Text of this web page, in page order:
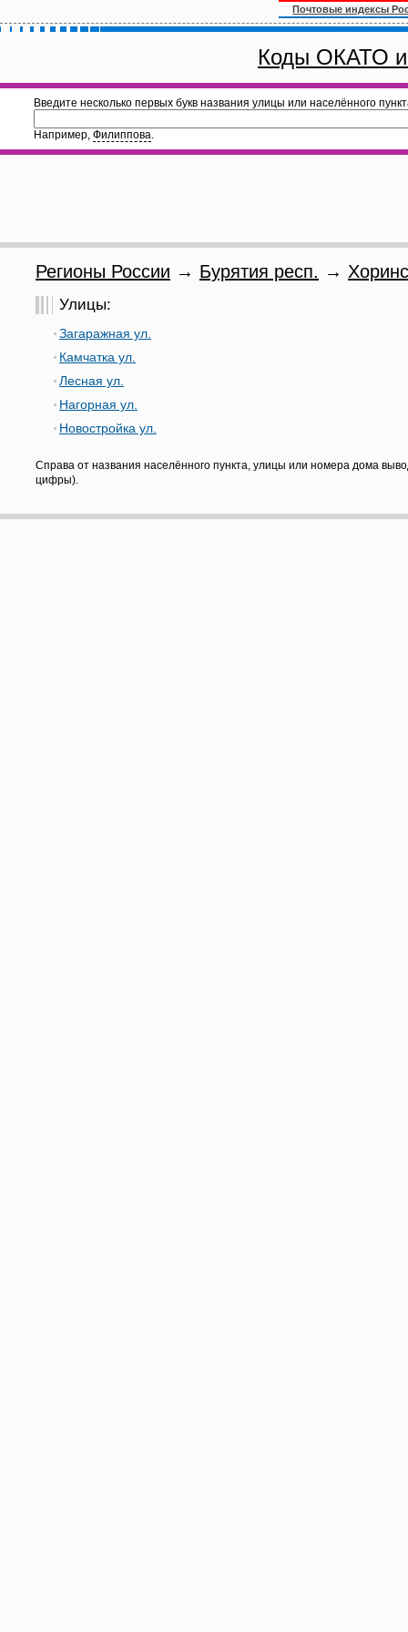
Почтовые индексы
Коды ОКАТО
Введите несколько первых букв названия улицы или населённого
Например, Филиппова.
Регионы России → Бурятия респ. →
Улицы:
Загаражная ул.
Камчатка ул.
Лесная ул.
Нагорная ул.
Новостройка ул.
Справа от названия населённого пункта, улицы или номера дома
цифры).